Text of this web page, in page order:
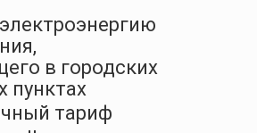
в городских
пунктах
тариф